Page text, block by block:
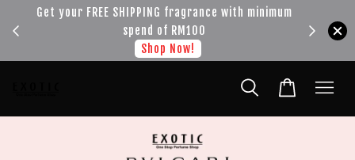
Get your FREE SHIPPING fragrance with minimum
spend of RM100
Shop Now!